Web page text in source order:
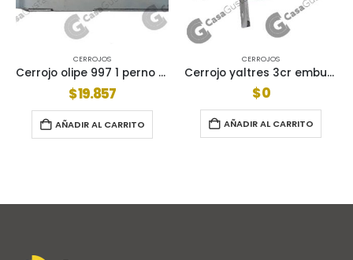
CERROJOS
Cerrojo yaltres 3cr embutir 2 pernos tipo cruz
$0
AÑADIR AL CARRITO
CERROJOS
Cerrojo trabex 5125 de embutir 1 paleta 25mm
8.097
AÑADIR AL CARRITO